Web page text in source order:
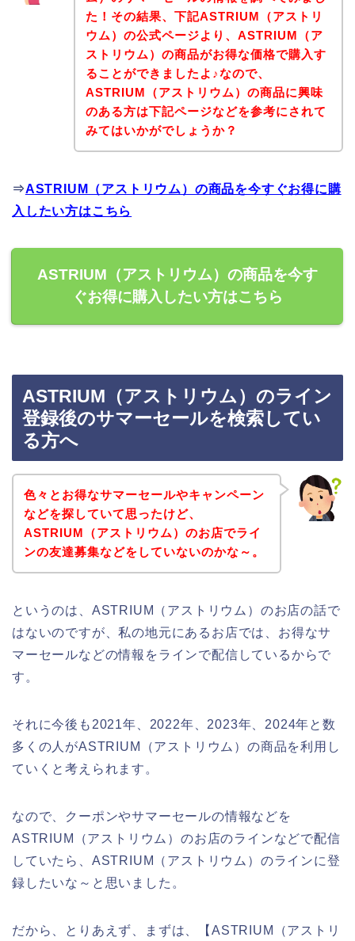
た！その結果、下記ASTRIUM（アストリ
ウム）の公式ページより、ASTRIUM（ア
ストリウム）の商品がお得な価格で購入す
ることができましたよ♪なので、
ASTRIUM（アストリウム）の商品に興味
のある方は下記ページなどを参考にされて
みてはいかがでしょうか？
⇒ASTRIUM（アストリウム）の商品を今すぐお得に購
入したい方はこちら
ASTRIUM（アストリウム）の商品を今す
ぐお得に購入したい方はこちら
ASTRIUM（アストリウム）のライン
登録後のサマーセールを検索してい
る方へ
色々とお得なサマーセールやキャンペーン
などを探していて思ったけど、
ASTRIUM（アストリウム）のお店でライ
ンの友達募集などをしていないのかな～。
というのは、ASTRIUM（アストリウム）のお店の話で
はないのですが、私の地元にあるお店では、お得なサ
マーセールなどの情報をラインで配信しているからで
す。
それに今後も2021年、2022年、2023年、2024年と数
多くの人がASTRIUM（アストリウム）の商品を利用し
ていくと考えられます。
なので、クーポンやサマーセールの情報などを
ASTRIUM（アストリウム）のお店のラインなどで配信
していたら、ASTRIUM（アストリウム）のラインに登
録したいな～と思いました。
だから、とりあえず、まずは、【ASTRIUM（アストリ